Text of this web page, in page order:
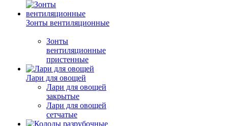
Зонты вентиляционные
Зонты
вентиляционные
пристенные
Лари для овощей
Лари для овощей
закрытые
Лари для овощей
сетчатые